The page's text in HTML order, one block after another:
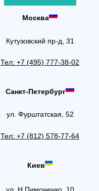
Москва
Кутузовский пр-д, 31
Тел: +7 (495) 777-38-02
Санкт-Петербург
ул. Фурштатская, 52
Тел: +7 (812) 578-77-64
Киев